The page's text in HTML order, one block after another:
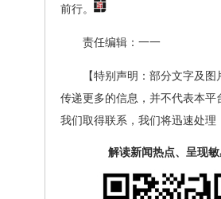
前行。
责任编辑：一一
【特别声明：部分文字及
传递更多的信息，并不代表本
我们取得联系，我们将迅速处理
解读新闻热点、呈现